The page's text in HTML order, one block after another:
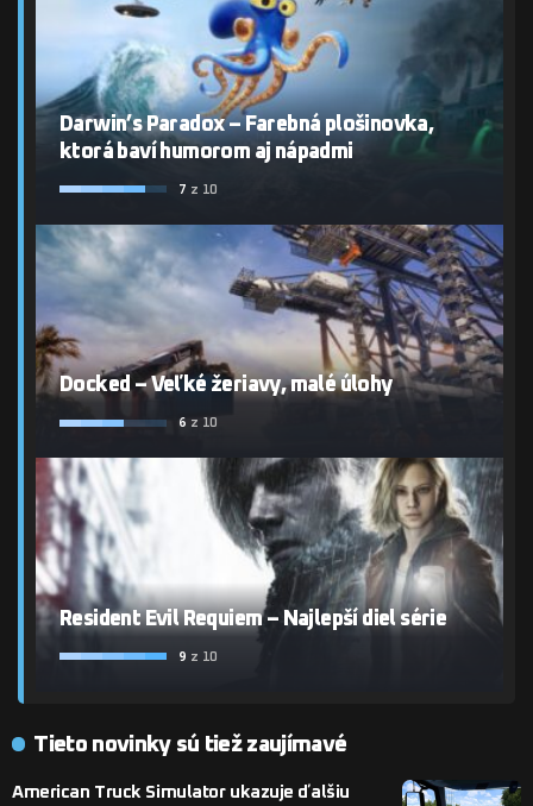
Darwin’s Paradox – Farebná plošinovka,
ktorá baví humorom aj nápadmi
7 z 10
Docked – Veľké žeriavy, malé úlohy
6 z 10
Resident Evil Requiem – Najlepší diel série
9 z 10
Tieto novinky sú tiež zaujímavé
American Truck Simulator ukazuje ďalšiu